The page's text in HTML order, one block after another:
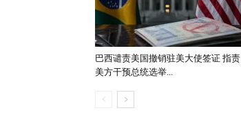
巴西谴责美国撤销驻美大使签证 指责
美方干预总统选举...